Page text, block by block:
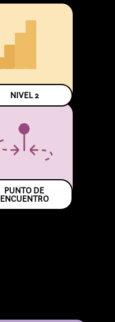
NIVEL2
PUNTO DE
ENCUENTRO